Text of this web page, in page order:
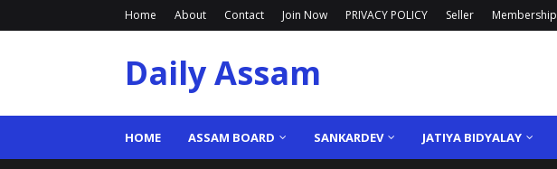
Home About Contact Join Now PRIVACY POLICY Seller Membership
Daily Assam
HOME ASSAM BOARD SANKARDEV JATIYA BIDYALAY